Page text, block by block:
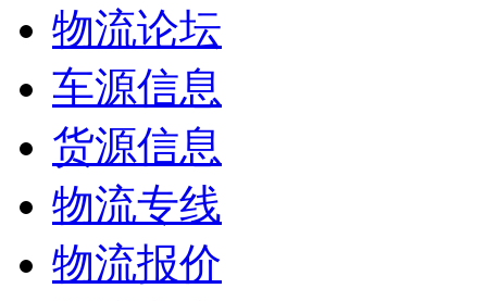
物流论坛
车源信息
货源信息
物流专线
物流报价